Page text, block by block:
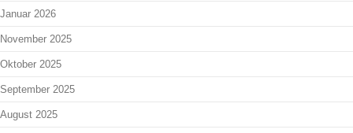
Januar 2026
November 2025
Oktober 2025
September 2025
August 2025